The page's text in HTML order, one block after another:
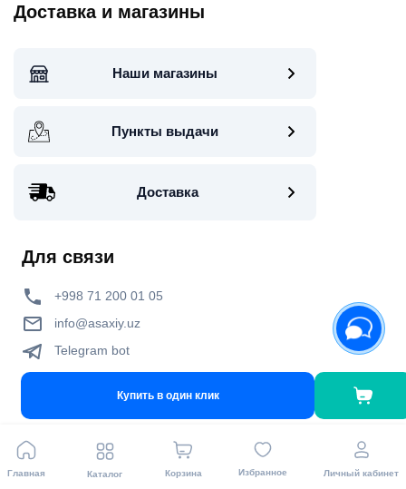
Главная Каталог Корзина Избранное Личный кабинет
Купить в один клик
Доставка и магазины
Наши магазины
Пункты выдачи
Доставка
Для связи
+998 71 200 01 05
info@asaxiy.uz
Telegram bot
Виды оплаты